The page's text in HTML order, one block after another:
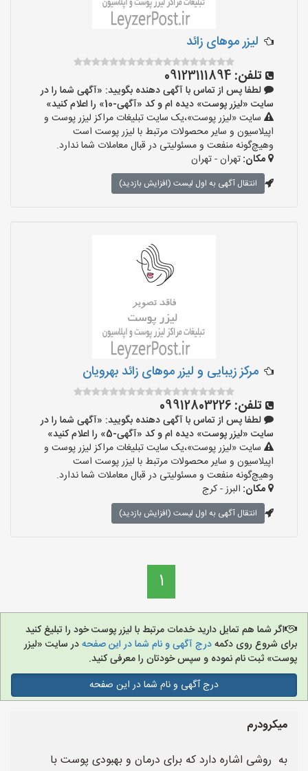
لیزر موهای زائد
تلفن: 09123111894
لطفا پس از تماس با آگهی دهنده بگویید: «آگهی شما را در
سایت «لیزر پوست» دیده ام و کد «آگهی-10» را اعلام کنید»
سایت «لیزر پوست»،یک سایت تبلیغات مراکز لیزر پوست و
اپیلاسیون و سایر محصولات مرتبط با لیزر پوست است
وهیچ‌گونه منفعت و مسئولیتی در قبال معاملات شما ندارد.
مکان:تهران - تهران
انتقال آگهی به اول لیست (افزایش بازدید)
مرکز زیبایی و لیزر موهای زائد بهرویان
تلفن: 09912803226
لطفا پس از تماس با آگهی دهنده بگویید: «آگهی شما را در
سایت «لیزر پوست» دیده ام و کد «آگهی-5» را اعلام کنید»
سایت «لیزر پوست»،یک سایت تبلیغات مراکز لیزر پوست و
اپیلاسیون و سایر محصولات مرتبط با لیزر پوست است
وهیچ‌گونه منفعت و مسئولیتی در قبال معاملات شما ندارد.
مکان: البرز - کرج
انتقال آگهی به اول لیست (افزایش بازدید)
1
اگر شما هم تمایل دارید خدمات مرتبط با لیزر پوست خود را تبلیغ کنید
برای شروع روی دکمهدرج آگهی و نام شما در این صفحهدر سایت «لیزر
پوست» ثبت نام نموده و سپس خودتان را معرفی کنید.
درج آگهی و نام شما در این صفحه
میکرودرم
به روشی اشاره دارد که برای درمان و بهبودی پوست با